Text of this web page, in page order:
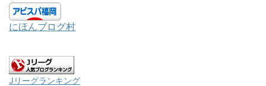
にほんブログ村
Jリーグランキング